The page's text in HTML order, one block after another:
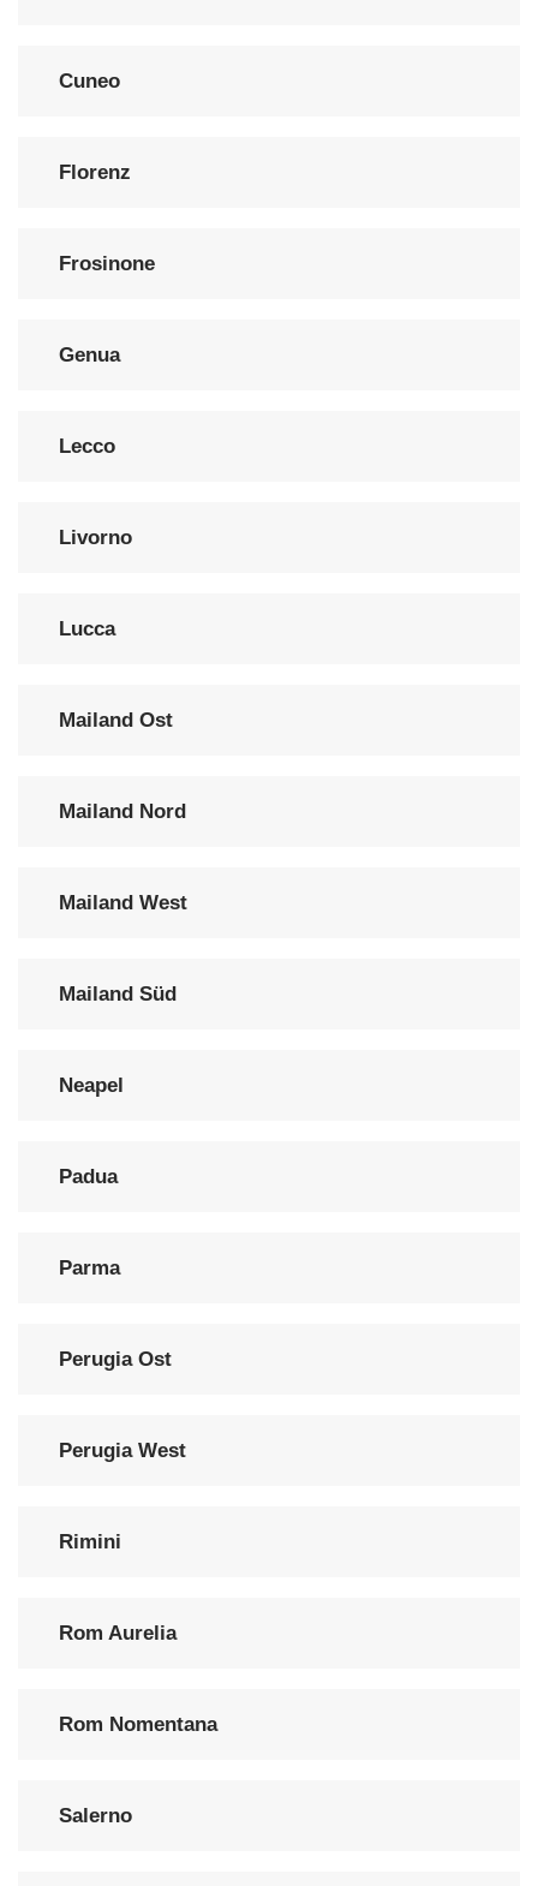
Cuneo
Florenz
Frosinone
Genua
Lecco
Livorno
Lucca
Mailand Ost
Mailand Nord
Mailand West
Mailand Süd
Neapel
Padua
Parma
Perugia Ost
Perugia West
Rimini
Rom Aurelia
Rom Nomentana
Salerno